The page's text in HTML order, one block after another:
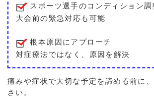
スポーツ選手のコンディション調
大会前の緊急対応も可能
根本原因にアプローチ
対症療法ではなく、原因を解決
痛みや症状で大切な予定を諦める前に
さい。